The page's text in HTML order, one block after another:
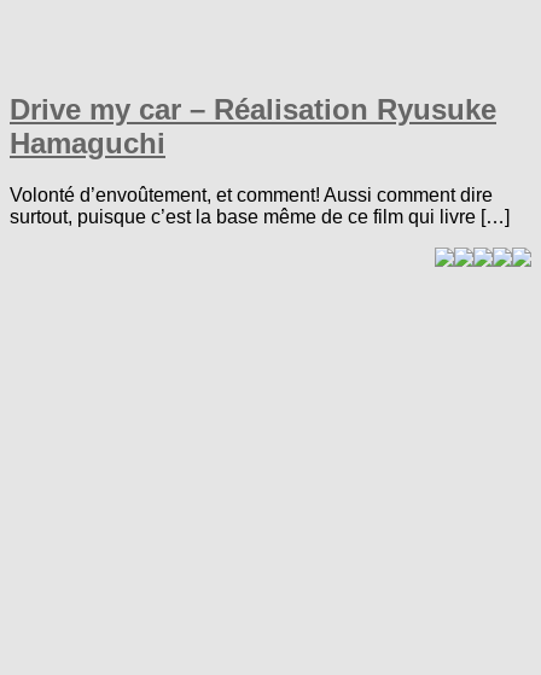
Drive my car – Réalisation Ryusuke
Hamaguchi
Volonté d’envoûtement, et comment! Aussi comment dire
surtout, puisque c’est la base même de ce film qui livre […]